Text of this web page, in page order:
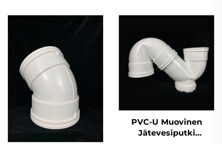
Kaksinkertainen Liitin
Jätevesiputki
Putkiliittimen
Päätykorkki 50 mm
200 mm 2 tuumaa
PVC-U Muovinen
Jätevesiputki